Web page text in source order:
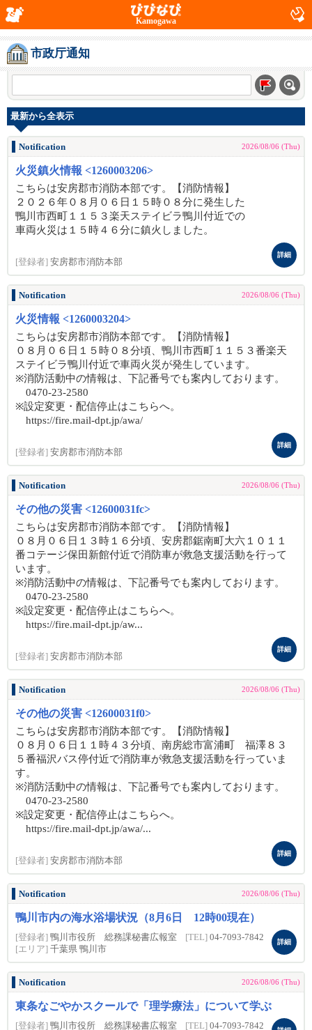
Kamogawa
市政厅通知
最新から全表示
Notification 2026/08/06 (Thu)
火災鎮火情報 <1260003206>
こちらは安房郡市消防本部です。【消防情報】
２０２６年０８月０６日１５時０８分に発生した
鴨川市西町１１５３楽天ステイビラ鴨川付近での
車両火災は１５時４６分に鎮火しました。
[登録者] 安房郡市消防本部
詳細
Notification 2026/08/06 (Thu)
火災情報 <1260003204>
こちらは安房郡市消防本部です。【消防情報】
０８月０６日１５時０８分頃、鴨川市西町１１５３番楽天
ステイビラ鴨川付近で車両火災が発生しています。
※消防活動中の情報は、下記番号でも案内しております。
0470-23-2580
※設定変更・配信停止はこちらへ。
https://fire.mail-dpt.jp/awa/
[登録者] 安房郡市消防本部
詳細
Notification 2026/08/06 (Thu)
その他の災害 <12600031fc>
こちらは安房郡市消防本部です。【消防情報】
０８月０６日１３時１６分頃、安房郡鋸南町大六１０１１
番コテージ保田新館付近で消防車が救急支援活動を行って
います。
※消防活動中の情報は、下記番号でも案内しております。
0470-23-2580
※設定変更・配信停止はこちらへ。
https://fire.mail-dpt.jp/aw...
[登録者] 安房郡市消防本部
詳細
Notification 2026/08/06 (Thu)
その他の災害 <12600031f0>
こちらは安房郡市消防本部です。【消防情報】
０８月０６日１１時４３分頃、南房総市富浦町 福澤８３
５番福沢バス停付近で消防車が救急支援活動を行っていま
す。
※消防活動中の情報は、下記番号でも案内しております。
0470-23-2580
※設定変更・配信停止はこちらへ。
https://fire.mail-dpt.jp/awa/...
[登録者] 安房郡市消防本部
詳細
Notification 2026/08/06 (Thu)
鴨川市内の海水浴場状況（8月6日 12時00現在）
[登録者] 鴨川市役所 総務課秘書広報室 [TEL] 04-7093-7842
[エリア] 千葉県 鴨川市
詳細
Notification 2026/08/06 (Thu)
東条なごやかスクールで「理学療法」について学ぶ
[登録者] 鴨川市役所 総務課秘書広報室 [TEL] 04-7093-7842